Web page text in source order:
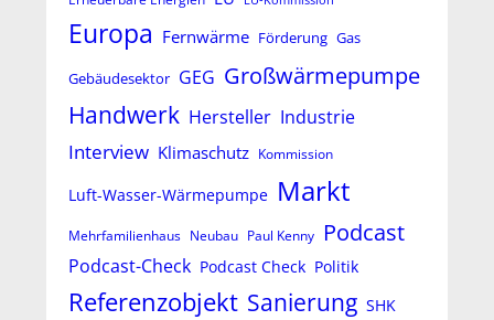
Europa Fernwärme Förderung Gas
Gebäudesektor GEG Großwärmepumpe
Handwerk Hersteller Industrie
Interview Klimaschutz Kommission
Luft-Wasser-Wärmepumpe Markt
Mehrfamilienhaus Neubau Paul Kenny Podcast
Podcast-Check Podcast Check Politik
Referenzobjekt Sanierung SHK